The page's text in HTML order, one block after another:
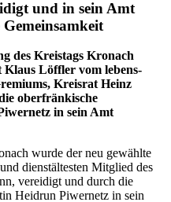
und in sein Amt
des Kreistags Kronach
Löffler vom lebens-
Kreisrat Heinz
oberfränkische
in sein Amt
wurde der neu gewählte
dienstältesten Mitglied des
vereidigt und durch die
Heidrun Piwernetz in sein